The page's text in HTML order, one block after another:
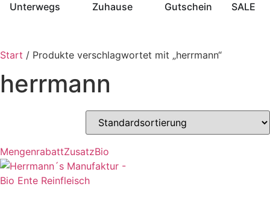
Unterwegs
Zuhause Gutschein SALE
Start / Produkte verschlagwortet mit „herrmann“
herrmann
MengenrabattZusatzBio